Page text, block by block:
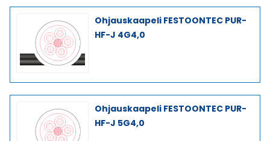
Ohjauskaapeli FESTOONTEC PUR-
HF-J 4G4,0
Ohjauskaapeli FESTOONTEC PUR-
HF-J 5G4,0